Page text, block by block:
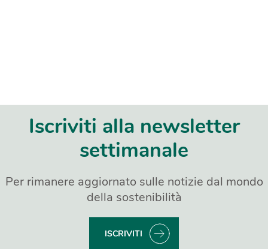
Iscriviti alla newsletter
settimanale
Per rimanere aggiornato sulle notizie dal mondo
della sostenibilità
ISCRIVITI